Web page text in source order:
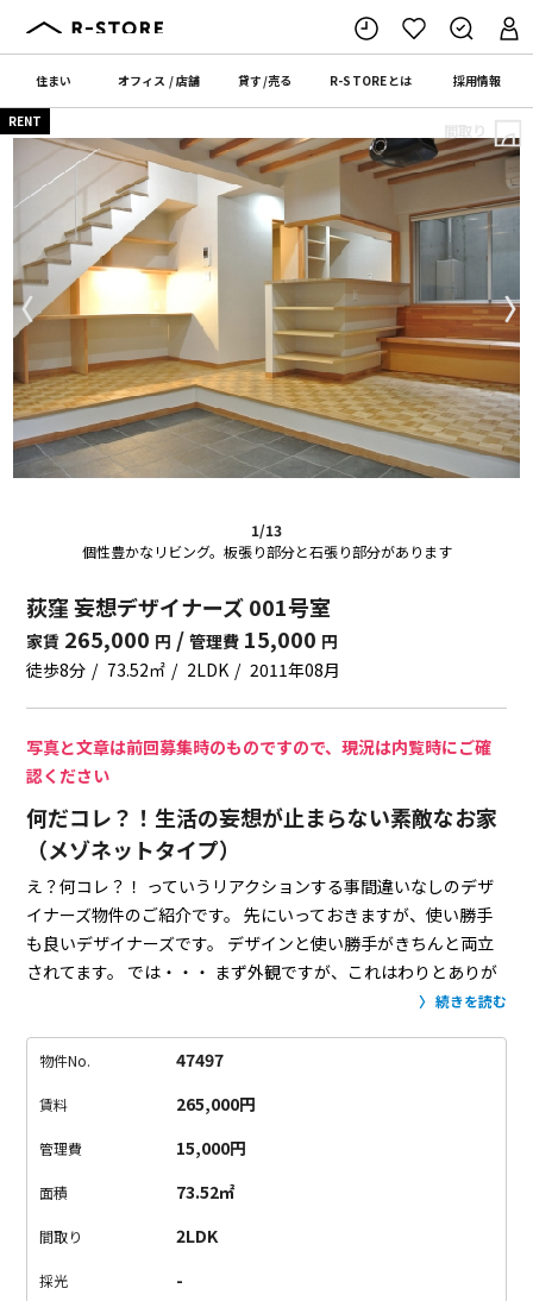
住まい オフィス /店舗 貸す/売る R-STOREとは 採用情報
1/13
個性豊かなリビング。板張り部分と石張り部分があります
〈 〉
RENT 間取り
荻窪 妄想デザイナーズ 001号室
家賃 265,000 円 /管理費 15,000 円
徒歩8分
73.52㎡ 2LDK 2011年08月
写真と文章は前回募集時のものですので、現況は内覧時にご確
認ください
何だコレ？！生活の妄想が止まらない素敵なお家
（メゾネットタイプ）
え？何コレ？！ っていうリアクションする事間違いなしのデザ
イナーズ物件のご紹介です。 先にいっておきますが、使い勝手
も良いデザイナーズです。
デザインと使い勝手がきちんと両立
されてます。
では・・・ まず外観ですが、これはわりとありが
まぁ築浅という事もあり綺
あり、オレンジ色でポップな木の絵が！
地面！なんと、透けてます！ガラス張りです。光を取り込んでい
ます。初めてこんな廊下を見ました。
す！続きましては洗面室。わー・・・トイレがお洒落！カラフ
ルなモザイクのようなタイル。お洒落&アートですね。すっごい
ザインながら素敵です。計算されてる感あります。
続きを読む
物件No. 47497
賃料 265,000円
管理費 15,000円
面積 73.52㎡
間取り 2LDK
採光 -